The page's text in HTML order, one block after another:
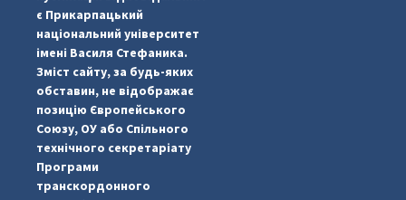
#PipIvanToday
є Прикарпацький
національний університет
імені Василя Стефаника.
Зміст сайту, за будь-яких
обставин, не відображає
позицію Європейського
Союзу, ОУ або Спільного
технічного секретаріату
Програми
транскордонного